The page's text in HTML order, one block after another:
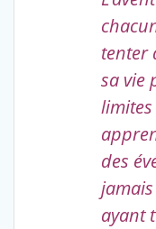
tenter
sa vie
limites
des
ayant